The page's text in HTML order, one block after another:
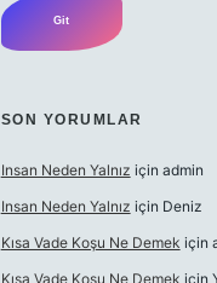
SON YORUMLAR
Insan Neden Yalnız için admin
Insan Neden Yalnız için Deniz
Kısa Vade Koşu Ne Demek için
Kısa Vade Koşu Ne Demek için